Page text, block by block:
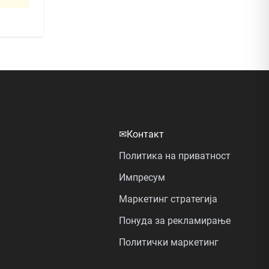
✉Контакт
Политика на приватност
Импресум
Маркетинг стратегија
Понуда за рекламирање
Политички маркетинг